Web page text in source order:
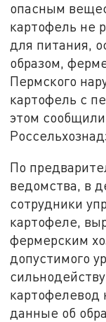
опасным
картофель не
для питания,
образом,
Пермского
картофель с
этом
По
ведомства, в
сотрудники
картофеле,
фермерским
допустимого
картофелевод
данные об